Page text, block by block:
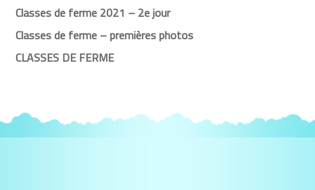
Classes de ferme 2021 – 2e jour
Classes de ferme – premières photos
CLASSES DE FERME